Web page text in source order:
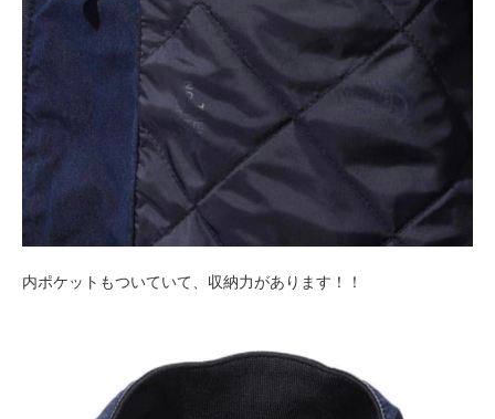
内ポケットもついていて、収納力があります！！